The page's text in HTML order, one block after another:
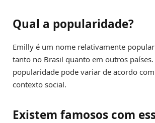
Qual a popularidade?
Emilly é um nome relativamente
tanto no Brasil quanto em outros
popularidade pode variar de acordo
contexto social.
Existem famosos com